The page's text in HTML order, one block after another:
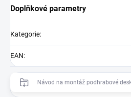
Doplňkové parametry
Kategorie:
EAN:
Návod na montáž podhrabové